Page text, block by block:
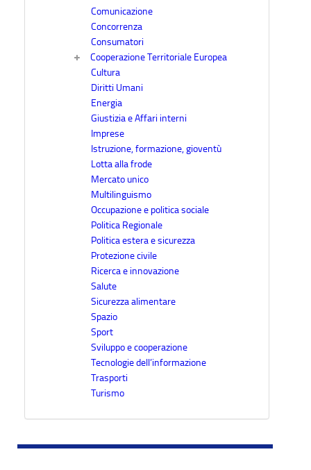
Comunicazione
Concorrenza
Consumatori
Cooperazione Territoriale Europea
Cultura
Diritti Umani
Energia
Giustizia e Affari interni
Imprese
Istruzione, formazione, gioventù
Lotta alla frode
Mercato unico
Multilinguismo
Occupazione e politica sociale
Politica Regionale
Politica estera e sicurezza
Protezione civile
Ricerca e innovazione
Salute
Sicurezza alimentare
Spazio
Sport
Sviluppo e cooperazione
Tecnologie dell’informazione
Trasporti
Turismo